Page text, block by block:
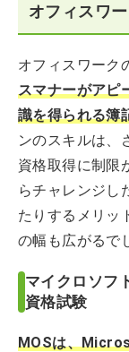
オフィスワ
オフィスワーク
スマナーがアピ
識を得られる簿
ンのスキルは、
資格取得に制限
らチャレンジし
たりするメリッ
の幅も広がるで
マイクロソフ
資格試験
MOSは、